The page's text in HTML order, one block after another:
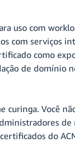
uso com
com serviços
como
de domínio
curinga. Você
de
do